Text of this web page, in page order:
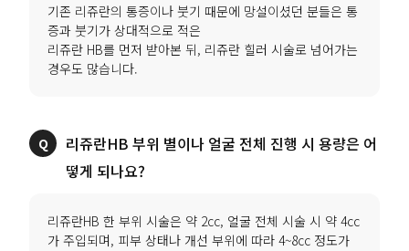
기존 리쥬란의 통증이나 붓기 때문에 망설이셨던 분들은 통
증과 붓기가 상대적으로 적은
리쥬란 HB를 먼저 받아본 뒤, 리쥬란 힐러 시술로 넘어가는
경우도 많습니다.
리쥬란HB 부위 별이나 얼굴 전체 진행 시 용량은 어
떻게 되나요?
리쥬란HB 한 부위 시술은 약 2cc, 얼굴 전체 시술 시 약 4cc
가 주입되며, 피부 상태나 개선 부위에 따라 4~8cc 정도가